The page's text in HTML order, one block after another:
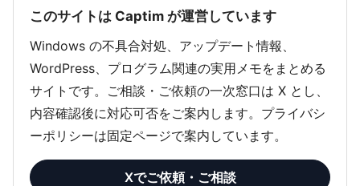
このサイトは Captim が運営しています
Windows の不具合対処、アップデート情報、
WordPress、プログラム関連の実用メモをまとめる
サイトです。ご相談・ご依頼の一次窓口は X とし、
内容確認後に対応可否をご案内します。プライバシ
ーポリシーは固定ページで案内しています。
Xでご依頼・ご相談